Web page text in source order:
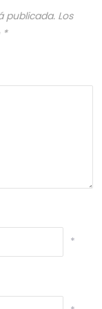
publicada. Los
*
*